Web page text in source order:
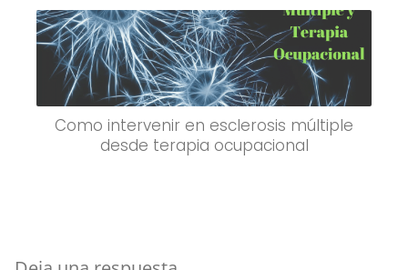
Como intervenir en esclerosis múltiple
desde terapia ocupacional